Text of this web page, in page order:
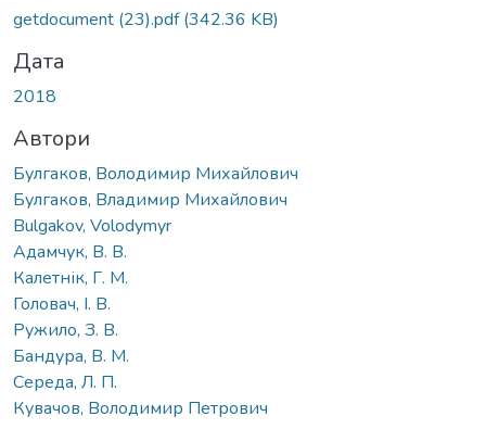
getdocument (23).pdf(342.36 KB)
Дата
2018
Автори
Булгаков, Володимир Михайлович
Булгаков, Владимир Михайлович
Bulgakov, Volodymyr
Адамчук, В. В.
Калетнік, Г. М.
Головач, І. В.
Ружило, З. В.
Бандура, В. М.
Середа, Л. П.
Кувачов, Володимир Петрович